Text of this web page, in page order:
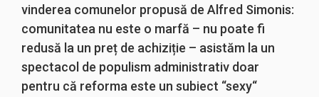
vinderea comunelor propusă de Alfred Simonis:
comunitatea nu este o marfă – nu poate fi
redusă la un preț de achiziție – asistăm la un
spectacol de populism administrativ doar
pentru că reforma este un subiect “sexy“